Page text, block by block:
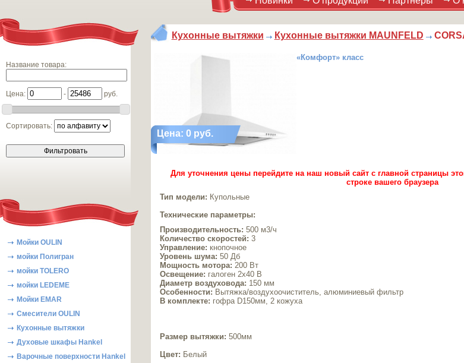
Название товара:
Цена: - руб.
Сортировать:
Мойки OULIN
мойки Полигран
мойки TOLERO
мойки LEDEME
Мойки EMAR
Смесители OULIN
Кухонные вытяжки
Духовые шкафы Hankel
Варочные поверхности Hankel
Кухонные вытяжки Кухонные вытяжки MAUNFELD
Цена: 0 руб.
«Комфорт» класс
Для уточнения цены перейдите на наш новый сайт с главной страницы
строке вашего браузера
Тип модели: Купольные
Технические параметры:
Производительность: 500 м3/ч
Количество скоростей: 3
Управление: кнопочное
Уровень шума: 50 Дб
Мощность мотора: 200 Вт
Освещение: галоген 2х40 В
Диаметр воздуховода: 150 мм
Особенности: Вытяжка/воздухоочиститель, алюминиевый фильтр
В комплекте: гофра D150мм, 2 кожуха
Размер вытяжки: 500мм
Цвет: Белый